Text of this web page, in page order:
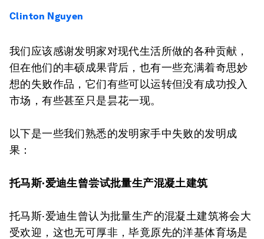
Clinton Nguyen
我们应该感谢发明家对现代生活所做的各种贡献，
但在他们的丰硕成果背后，也有一些充满着奇思妙
想的失败作品，它们有些可以运转但没有成功投入
市场，有些甚至只是昙花一现。
以下是一些我们熟悉的发明家手中失败的发明成
果：
托马斯·爱迪生曾尝试批量生产混凝土建筑
托马斯·爱迪生曾认为批量生产的混凝土建筑将会大
受欢迎，这也无可厚非，毕竟原先的洋基体育场是